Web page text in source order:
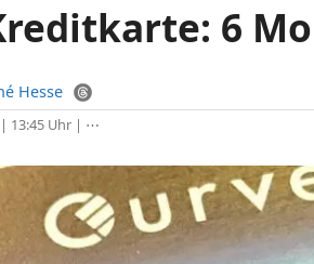
6
Hesse
13:45 Uhr| ⋯